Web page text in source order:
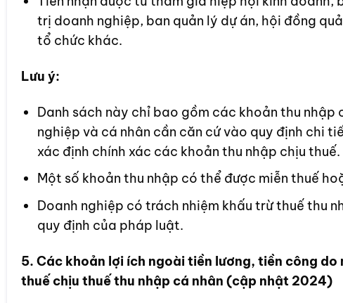
trị doanh nghiệp, ban quản lý dự án, hội đồng
tổ chức khác.
Lưu ý:
Danh sách này chỉ bao gồm các khoản thu nhập
nghiệp và cá nhân cần căn cứ vào quy định chi
xác định chính xác các khoản thu nhập chịu thuế.
Một số khoản thu nhập có thể được miễn thuế
Doanh nghiệp có trách nhiệm khấu trừ thuế thu
quy định của pháp luật.
5. Các khoản lợi ích ngoài tiền lương, tiền công
thuế chịu thuế thu nhập cá nhân (cập nhật 2024)